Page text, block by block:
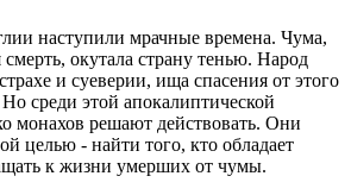
наступили мрачные времена. Чума,
смерть, окутала страну тенью. Народ
и суеверии, ища спасения от этого
среди этой апокалиптической
монахов решают действовать. Они
целью - найти того, кто обладает
к жизни умерших от чумы.